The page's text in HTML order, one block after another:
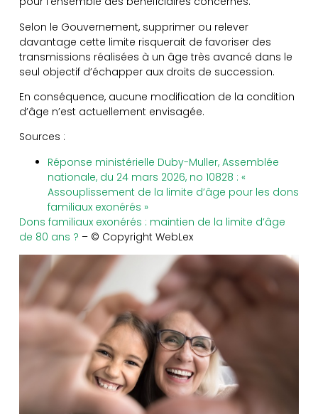
Selon le Gouvernement, supprimer ou relever
davantage cette limite risquerait de favoriser des
transmissions réalisées à un âge très avancé dans le
seul objectif d’échapper aux droits de succession.
En conséquence, aucune modification de la condition
d’âge n’est actuellement envisagée.
Sources :
Réponse ministérielle Duby-Muller, Assemblée
nationale, du 24 mars 2026, no 10828 : «
Assouplissement de la limite d’âge pour les dons
familiaux exonérés »
Dons familiaux exonérés : maintien de la limite d’âge
de 80 ans ? – © Copyright WebLex